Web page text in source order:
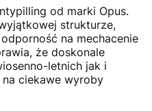
od marki Opus.
strukturze,
na mechacenie
że doskonale
letnich jak i
ciekawe wyroby